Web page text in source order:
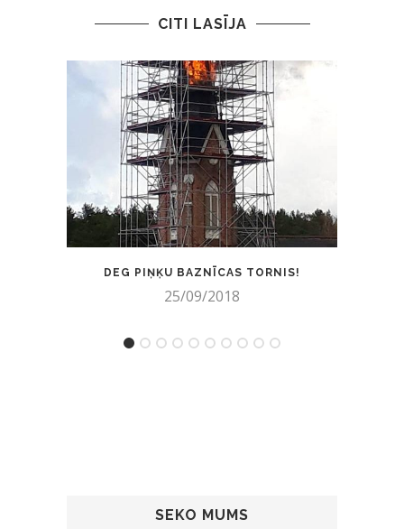
CITI LASĪJA
DEG PIŅĶU BAZNĪCAS TORNIS!
25/09/2018
SEKO MUMS